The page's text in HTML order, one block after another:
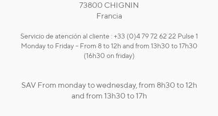
73800 CHIGNIN
Francia
Servicio de atención al cliente : +33 (0)4 79 72 62 22 Pulse 1
Monday to Friday - From 8 to 12h and from 13h30 to 17h30
(16h30 on friday)
SAV From monday to wednesday, from 8h30 to 12h
and from 13h30 to 17h